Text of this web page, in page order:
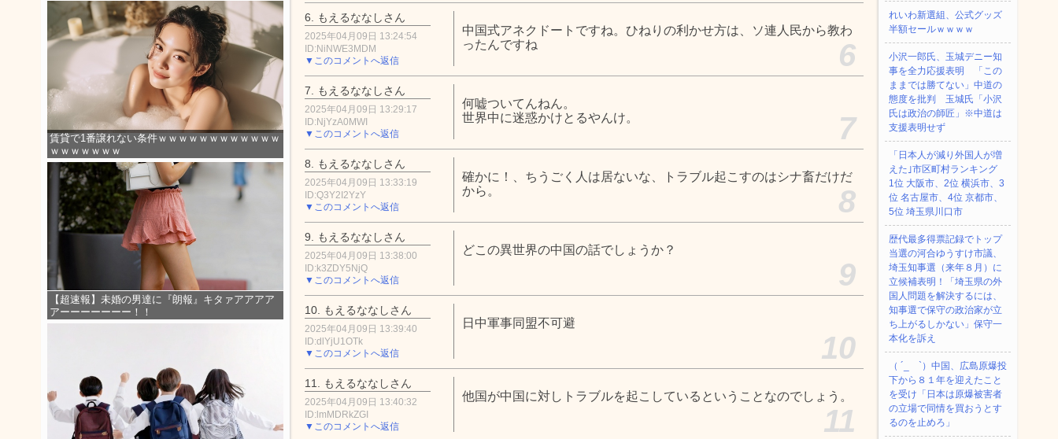
賃貸で1番譲れない条件ｗｗｗｗｗｗｗｗｗｗｗｗ
ｗｗｗｗｗｗｗ
【超速報】未婚の男達に『朗報』キタァアアアア
アーーーーーーー！！
6. もえるななしさん
2025年04月09日 13:24:54
ID:NiNWE3MDM
▼このコメントへ返信
中国式アネクドートですね。ひねりの利かせ方は、ソ連人民から教わ
ったんですね
6
7. もえるななしさん
2025年04月09日 13:29:17
ID:NjYzA0MWI
▼このコメントへ返信
何嘘ついてんねん。
世界中に迷惑かけとるやんけ。
7
8. もえるななしさん
2025年04月09日 13:33:19
ID:Q3Y2I2YzY
▼このコメントへ返信
確かに！、ちうごく人は居ないな、トラブル起こすのはシナ畜だけだ
から。
8
9. もえるななしさん
2025年04月09日 13:38:00
ID:k3ZDY5NjQ
▼このコメントへ返信
どこの異世界の中国の話でしょうか？
9
10. もえるななしさん
2025年04月09日 13:39:40
ID:dlYjU1OTk
▼このコメントへ返信
日中軍事同盟不可避
10
11. もえるななしさん
2025年04月09日 13:40:32
ID:lmMDRkZGI
▼このコメントへ返信
他国が中国に対しトラブルを起こしているということなのでしょう。
11
れいわ新選組、公式グッズ
半額セールｗｗｗｗ
小沢一郎氏、玉城デニー知
事を全力応援表明 「この
ままでは勝てない」中道の
態度を批判 玉城氏「小沢
氏は政治の師匠」※中道は
支援表明せず
「日本人が減り外国人が増
えた｣市区町村ランキング
1位 大阪市、2位 横浜市、3
位 名古屋市、4位 京都市、
5位 埼玉県川口市
歴代最多得票記録でトップ
当選の河合ゆうすけ市議、
埼玉知事選（来年８月）に
立候補表明！「埼玉県の外
国人問題を解決するには、
知事選で保守の政治家が立
ち上がるしかない」保守一
本化を訴え
（ ´_ゝ`）中国、広島原爆投
下から８１年を迎えたこと
を受け「日本は原爆被害者
の立場で同情を買おうとす
るのを止めろ」